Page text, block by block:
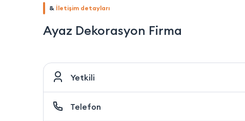
& İletişim detayları
Ayaz Dekorasyon Firma
Yetkili
Telefon